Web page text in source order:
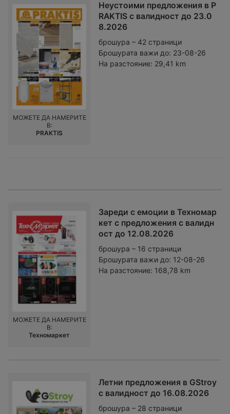
Неустоими предложения в P
RAKTIS с валидност до 23.0
8.2026
брошура – 42 страници
Брошурата важи до: 23-08-26
На разстояние: 29,41 km
МОЖЕТЕ ДА НАМЕРИТЕ
В:
PRAKTIS
Зареди с емоции в Техномар
кет с предложения с валидн
ост до 12.08.2026
брошура – 16 страници
Брошурата важи до: 12-08-26
На разстояние: 168,78 km
МОЖЕТЕ ДА НАМЕРИТЕ
В:
Техномаркет
Летни предложения в GStroy
с валидност до 16.08.2026
брошура – 28 страници